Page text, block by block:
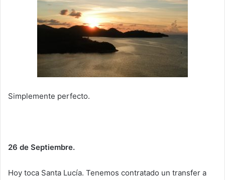
Simplemente perfecto.
26 de Septiembre.
Hoy toca Santa Lucía. Tenemos contratado un transfer a